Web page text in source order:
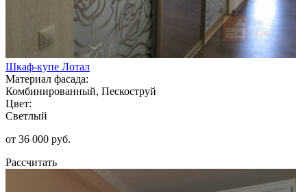
Шкаф-купе Лотал
Материал фасада:
Комбинированный, Пескоструй
Цвет:
Светлый
от 36 000 руб.
Рассчитать